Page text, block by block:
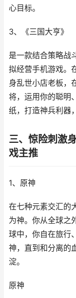
心目标。
3、《三国大亨》
是一款结合策略战
拟经营手机游戏。
身乱世小店老板，
将，运用你的聪明
纸，打造神兵利器
三、惊险刺激
戏主推
1、原神
在七种元素交汇
为神。你从全球之
球中，你自在旅行
神，直到和分离的
淀。
原神